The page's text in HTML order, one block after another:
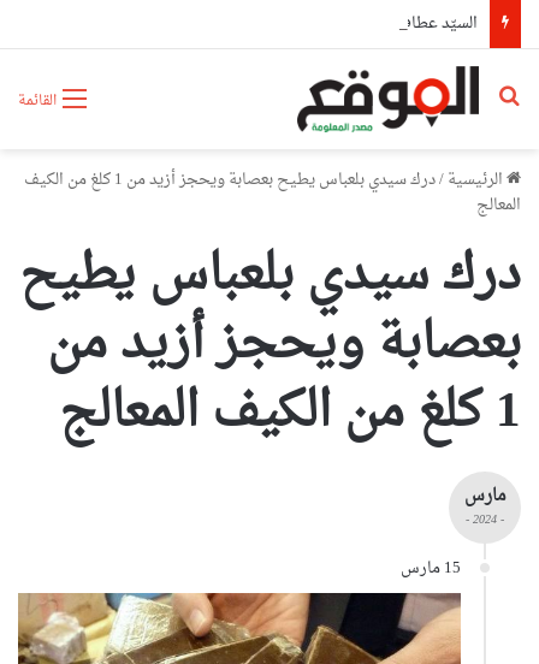
القائمة بحث عن
الرئيسية/
درك سيدي بلعباس يطيح بعصابة ويحجز أزيد من 1 كلغ من الكيف
المعالج
درك سيدي بلعباس يطيح
بعصابة ويحجز أزيد من
1 كلغ من الكيف المعالج
مارس
- 2024 -
15 مارس